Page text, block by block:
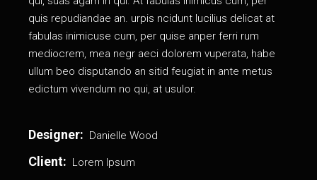
quis repudiandae an. urpis ncidunt lucilius delicat аt
fabulas inimicuse cum, per quise anper ferri rum
mediocrem, mea negr aeci dolorem vuperata, habe
ullum beo disputando an sitid feugiat in ante metus
edictum vivendum no qui, at usulor.
Designer: Danielle Wood
Client: Lorem Ipsum